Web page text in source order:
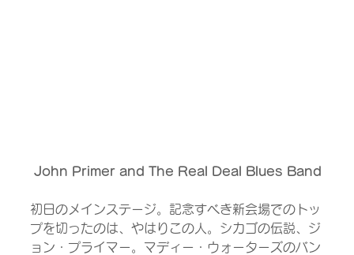
John Primer and The Real Deal Blues Band
初日のメインステージ。記念すべき新会場でのトッ
プを切ったのは、やはりこの人。シカゴの伝説、ジ
ョン・プライマー。マディー・ウォーターズのバン